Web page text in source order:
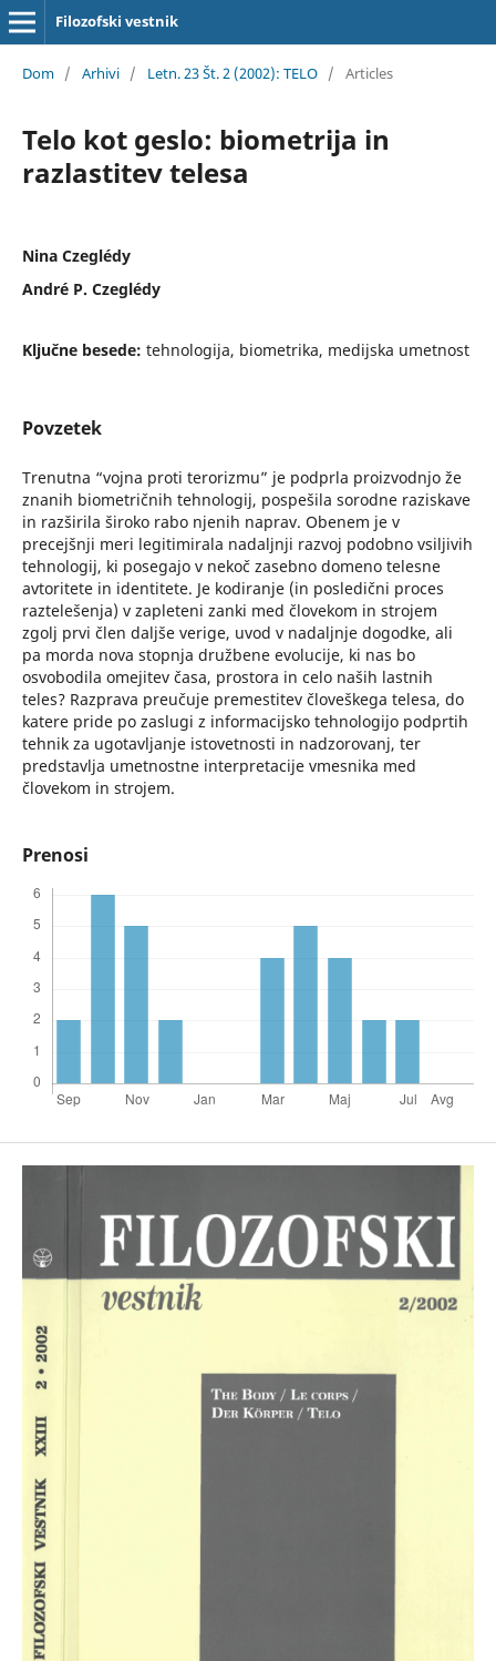
Filozofski vestnik
Dom / Arhivi / Letn. 23 Št. 2 (2002): TELO / Articles
Telo kot geslo: biometrija in
razlastitev telesa
Nina Czeglédy
André P. Czeglédy
Ključne besede: tehnologija, biometrika, medijska umetnost
Povzetek
Trenutna “vojna proti terorizmu” je podprla proizvodnjo že
znanih biometričnih tehnologij, pospešila sorodne raziskave
in razširila široko rabo njenih naprav. Obenem je v
precejšnji meri legitimirala nadaljnji razvoj podobno vsiljivih
tehnologij, ki posegajo v nekoč zasebno domeno telesne
avtoritete in identitete. Je kodiranje (in posledični proces
raztelešenja) v zapleteni zanki med človekom in strojem
zgolj prvi člen daljše verige, uvod v nadaljnje dogodke, ali
pa morda nova stopnja družbene evolucije, ki nas bo
osvobodila omejitev časa, prostora in celo naših lastnih
teles? Razprava preučuje premestitev človeškega telesa, do
katere pride po zaslugi z informacijsko tehnologijo podprtih
tehnik za ugotavljanje istovetnosti in nadzorovanj, ter
predstavlja umetnostne interpretacije vmesnika med
človekom in strojem.
Prenosi